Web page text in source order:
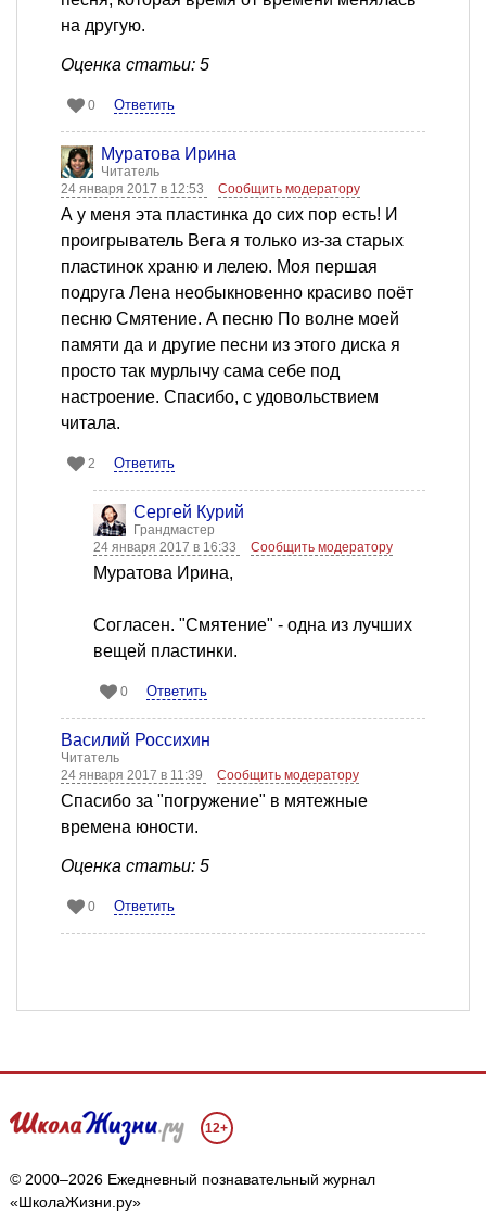
на другую.
Оценка статьи: 5
0 Ответить
Муратова Ирина
Читатель
24 января 2017 в 12:53
Сообщить модератору
А у меня эта пластинка до сих пор есть! И
проигрыватель Вега я только из-за старых
пластинок храню и лелею. Моя першая
подруга Лена необыкновенно красиво поёт
песню Смятение. А песню По волне моей
памяти да и другие песни из этого диска я
просто так мурлычу сама себе под
настроение. Спасибо, с удовольствием
читала.
2 Ответить
Сергей Курий
Грандмастер
24 января 2017 в 16:33
Сообщить модератору
Муратова Ирина,
Согласен. "Смятение" - одна из лучших
вещей пластинки.
0 Ответить
Василий Россихин
Читатель
24 января 2017 в 11:39
Сообщить модератору
Спасибо за "погружение" в мятежные
времена юности.
Оценка статьи: 5
0 Ответить
12+
© 2000–2026 Ежедневный познавательный журнал
«ШколаЖизни.ру»Подробнее